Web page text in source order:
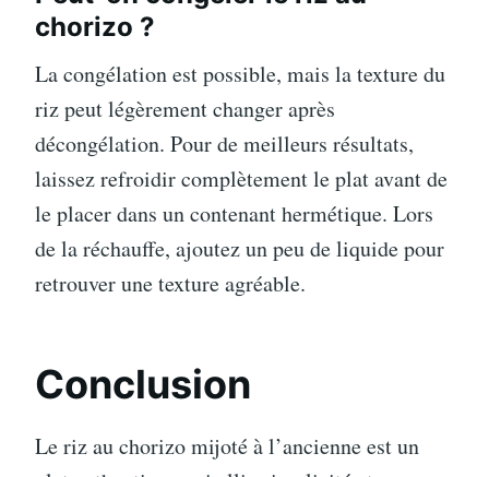
chorizo ?
La congélation est possible, mais la texture du
riz peut légèrement changer après
décongélation. Pour de meilleurs résultats,
laissez refroidir complètement le plat avant de
le placer dans un contenant hermétique. Lors
de la réchauffe, ajoutez un peu de liquide pour
retrouver une texture agréable.
Conclusion
Le riz au chorizo mijoté à l’ancienne est un